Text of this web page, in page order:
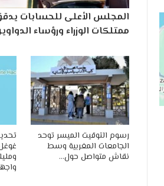
المجلس الأعلى للحسابات
ممتلكات الوزراء ورؤساء
رسوم التوقيت الميسر توحد
الجامعات المغربية وسط
نقاش متواصل حول…